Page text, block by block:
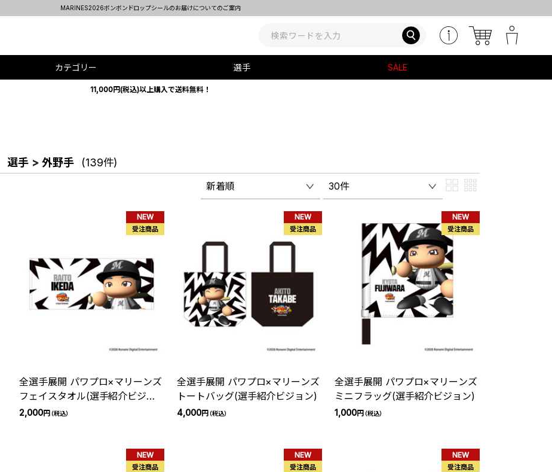
MARINES2026ボンボンドロップシールのお届けについてのご案内
カテゴリー 選手 SALE
11,000円(税込)以上購入で送料無料！
選手> 外野手 (139件)
新着順 30件
NEW
受注商品
全選手展開 パワプロ×マリーンズ
フェイスタオル(選手紹介ビジョ
ン)
2,000円（税込）
NEW
受注商品
全選手展開 パワプロ×マリーンズ
トートバッグ(選手紹介ビジョン)
4,000円（税込）
NEW
受注商品
全選手展開 パワプロ×マリーンズ
ミニフラッグ(選手紹介ビジョン)
1,000円（税込）
NEW
受注商品
NEW
受注商品
NEW
受注商品